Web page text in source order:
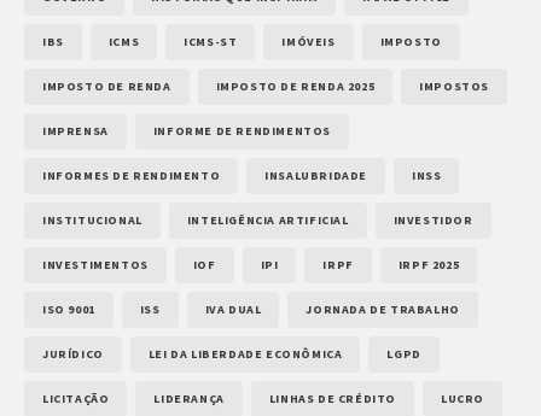
IBS ICMS ICMS-ST IMÓVEIS IMPOSTO
IMPOSTO DE RENDA IMPOSTO DE RENDA 2025 IMPOSTOS
IMPRENSA INFORME DE RENDIMENTOS
INFORMES DE RENDIMENTO INSALUBRIDADE INSS
INSTITUCIONAL INTELIGÊNCIA ARTIFICIAL INVESTIDOR
INVESTIMENTOS IOF IPI IRPF IRPF 2025
ISO 9001 ISS IVA DUAL JORNADA DE TRABALHO
JURÍDICO LEI DA LIBERDADE ECONÔMICA LGPD
LICITAÇÃO LIDERANÇA LINHAS DE CRÉDITO LUCRO